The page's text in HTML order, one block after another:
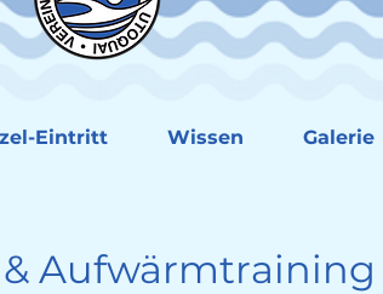
Eintritt Wissen Galerie
Aufwärmtraining